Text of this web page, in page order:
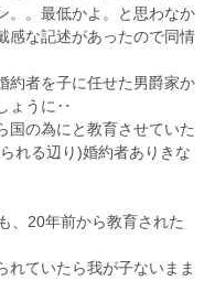
。。最低かよ。と思わなか
感な記述があったので同情
約者を子に任せた男爵家か
ょうに‥
の為にと教育させていた
れる辺り)婚約者ありきな
、20年前から教育された
れていたら我が子ないまま